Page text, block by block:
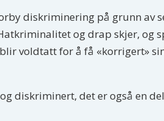
diskriminering på grunn av
og drap skjer, og
voldtatt for å få «korrigert»
diskriminert, det er også en